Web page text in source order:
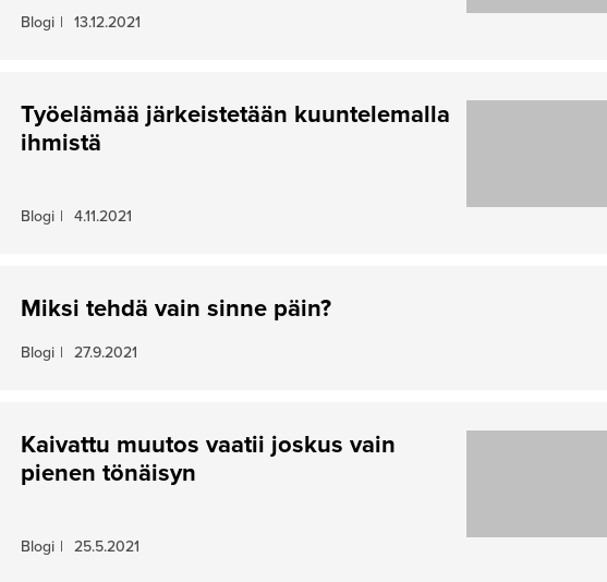
Blogi | 13.12.2021
Työelämää järkeistetään kuuntelemalla
ihmistä
Blogi | 4.11.2021
Miksi tehdä vain sinne päin?
Blogi | 27.9.2021
Kaivattu muutos vaatii joskus vain
pienen tönäisyn
Blogi | 25.5.2021